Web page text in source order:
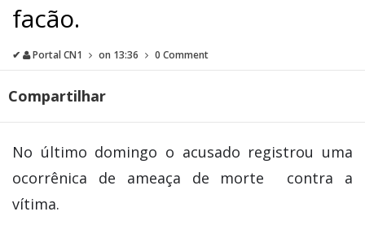
facão.
✔ Portal CN1 on 13:36 0 Comment
Compartilhar
No último domingo o acusado registrou uma
ocorrênica de ameaça de morte contra a
vítima.